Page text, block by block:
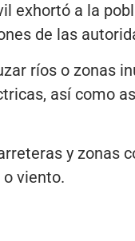
exhortó a la
de las
ríos o zonas
así como
y zonas
viento.